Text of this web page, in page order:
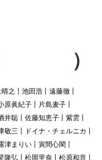
之 池田浩
遠藤徹
原眞紀子
片島麦子
井聡 佐藤知恵子
紫雲
敬三
ドイナ・チェルニカ
津まりい
寅間心閑
隆弘 松岡里奈
松原和音